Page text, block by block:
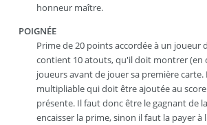
honneur maître.
POIGNÉE
Prime de 20 points accordée à un joueur
contient 10 atouts, qu'il doit montrer (en
joueurs avant de jouer sa première carte.
multipliable qui doit être ajoutée au
présente. Il faut donc être le gagnant de
encaisser la prime, sinon il faut la payer à